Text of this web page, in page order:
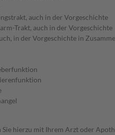
auch in der Vorgeschichte
Trakt, auch in der Vorgeschichte
in der Vorgeschichte in
Sie hierzu mit Ihrem Arzt oder